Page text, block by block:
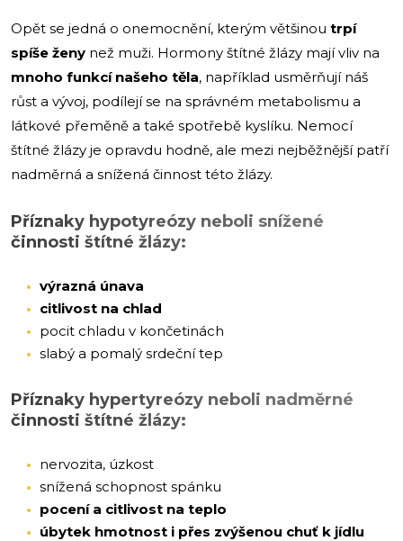
Opět se jedná o onemocnění, kterým většinou trpí
spíše ženy než muži. Hormony štítné žlázy mají vliv na
mnoho funkcí našeho těla, například usměrňují náš
růst a vývoj, podílejí se na správném metabolismu a
látkové přeměně a také spotřebě kyslíku. Nemocí
štítné žlázy je opravdu hodně, ale mezi nejběžnější patří
nadměrná a snížená činnost této žlázy.
Příznaky hypotyreózy neboli snížené
činnosti štítné žlázy:
výrazná únava
citlivost na chlad
pocit chladu v končetinách
slabý a pomalý srdeční tep
Příznaky hypertyreózy neboli nadměrné
činnosti štítné žlázy:
nervozita, úzkost
snížená schopnost spánku
pocení a citlivost na teplo
úbytek hmotnost i přes zvýšenou chuť k jídlu